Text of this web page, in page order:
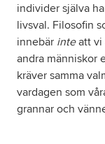
individer själva
livsval. Filosofin
innebär inteatt vi
andra människor
kräver samma
vardagen som
grannar och